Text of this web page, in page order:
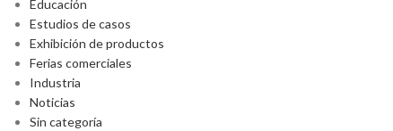
Educación
Estudios de casos
Exhibición de productos
Ferias comerciales
Industria
Noticias
Sin categoría